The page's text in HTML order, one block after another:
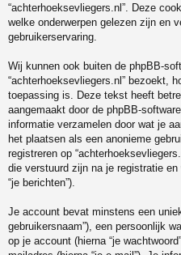
“achterhoeksevliegers.nl”. Deze
welke onderwerpen gelezen zijn en
gebruikerservaring.
Wij kunnen ook buiten de phpBB-
“achterhoeksevliegers.nl” bezoekt,
toepassing is. Deze tekst heeft
aangemaakt door de phpBB-
informatie verzamelen door wat je
het plaatsen als een anonieme
registreren op
die verstuurd zijn na je registratie
“je berichten”).
Je account bevat minstens een
gebruikersnaam”), een persoonlijk
op je account (hierna “je